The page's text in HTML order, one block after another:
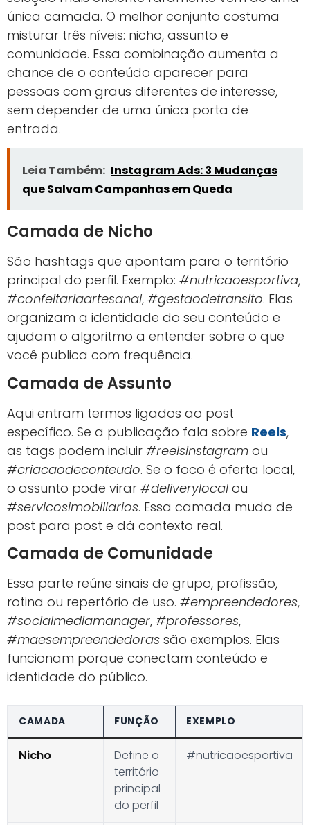
única camada. O melhor conjunto costuma
misturar três níveis: nicho, assunto e
comunidade. Essa combinação aumenta a
chance de o conteúdo aparecer para
pessoas com graus diferentes de interesse,
sem depender de uma única porta de
entrada.
Leia Também: Instagram Ads: 3 Mudanças
que Salvam Campanhas em Queda
Camada de Nicho
São hashtags que apontam para o território
principal do perfil. Exemplo: #nutricaoesportiva,
#confeitariaartesanal, #gestaodetransito. Elas
organizam a identidade do seu conteúdo e
ajudam o algoritmo a entender sobre o que
você publica com frequência.
Camada de Assunto
Aqui entram termos ligados ao post
específico. Se a publicação fala sobre Reels,
as tags podem incluir #reelsinstagram ou
#criacaodeconteudo. Se o foco é oferta local,
o assunto pode virar #deliverylocal ou
#servicosimobiliarios. Essa camada muda de
post para post e dá contexto real.
Camada de Comunidade
Essa parte reúne sinais de grupo, profissão,
rotina ou repertório de uso. #empreendedores,
#socialmediamanager, #professores,
#maesempreendedoras são exemplos. Elas
funcionam porque conectam conteúdo e
identidade do público.
CAMADA FUNÇÃO EXEMPLO
Nicho
Define o
território
principal
do perfil
#nutricaoesportiva